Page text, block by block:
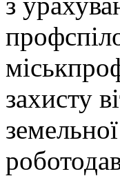
захисту